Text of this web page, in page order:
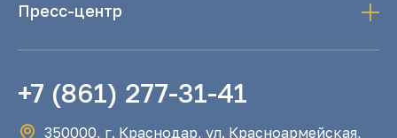
Пресс-центр
+7 (861) 277-31-41
350000, г. Краснодар, ул. Красноармейская,